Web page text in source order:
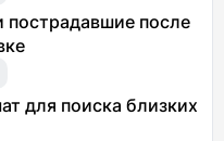
после
для поиска близких